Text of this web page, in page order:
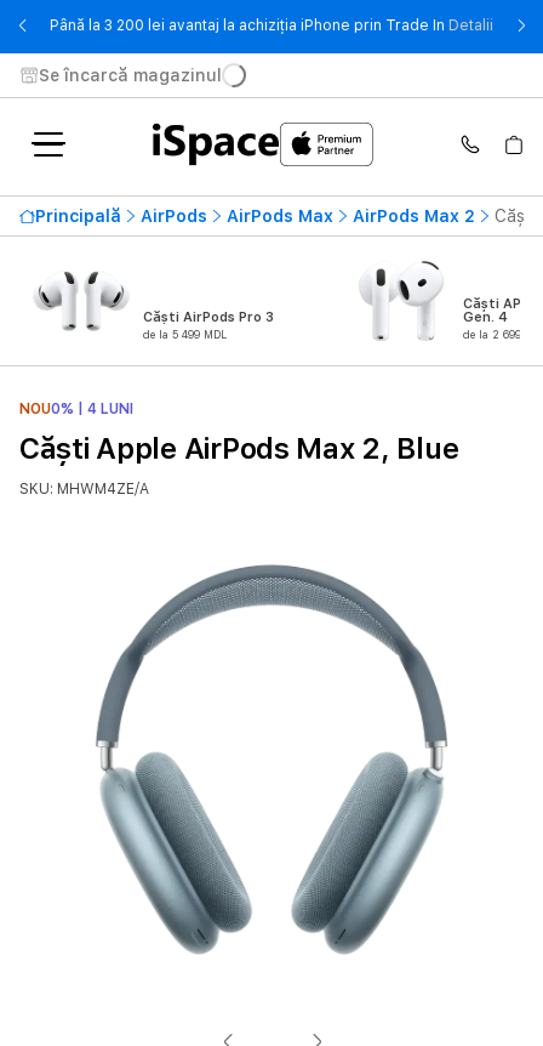
Până la 3 200 lei avantaj la achiziția iPhone prin Trade In Detalii -
Se încarcă magazinul
Principală AirPods AirPods Max AirPods Max 2 Căști
Căști AirPods Pro 3
de la 5 499 MDL
Căști
Gen. 4
de la 2 699
NOU0% | 4 LUNI
Căști Apple AirPods Max 2, Blue
SKU: MHWM4ZE/A